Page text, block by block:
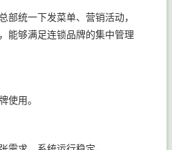
部统一下发菜单、营销活动，
能够满足连锁品牌的集中管理
使用。